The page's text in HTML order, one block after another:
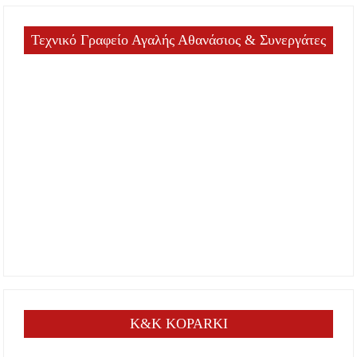
Τεχνικό Γραφείο Αγαλής Αθανάσιος & Συνεργάτες
K&K KOPARKI